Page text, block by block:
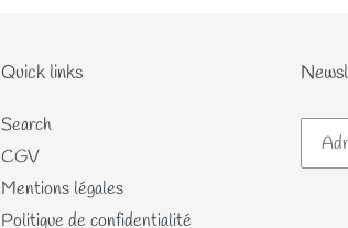
Quick links
Search
CGV
Mentions légales
Politique de confidentialité